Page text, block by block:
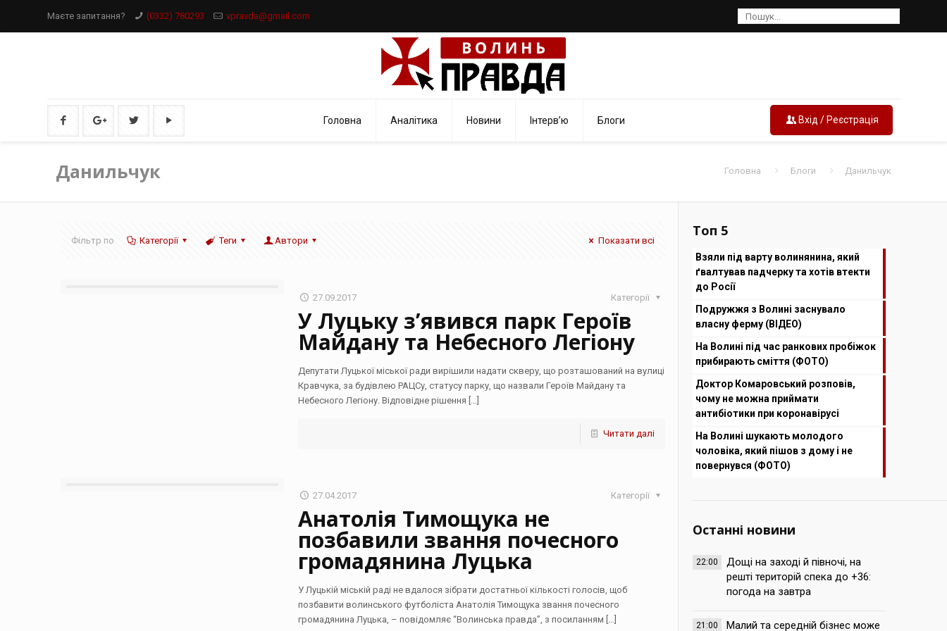
Маєте запитання? (0332) 780293 vpravda@gmail.com
Головна Аналітика Новини Інтерв’ю Блоги Вхід / Реєстрація
Данильчук Головна Блоги Данильчук
Фільтр по Категорії Теги Автори Показати всі
27.09.2017 Категорії
У Луцьку з’явився парк Героїв
Майдану та Небесного Легіону
Депутати Луцької міської ради вирішили надати скверу, що розташований на вулиці
Кравчука, за будівлею РАЦСу, статусу парку, що назвали Героїв Майдану та
Небесного Легіону. Відповідне рішення […]
Читати далі
27.04.2017 Категорії
Анатолія Тимощука не
позбавили звання почесного
громадянина Луцька
У Луцькій міській раді не вдалося зібрати достатньої кількості голосів, щоб
позбавити волинського футболіста Анатолія Тимощука звання почесного
громадянина Луцька, – повідомляє “Волинська правда”, з посиланням […]
Топ 5
Взяли під варту волинянина, який
ґвалтував падчерку та хотів втекти
до Росії
Подружжя з Волині заснувало
власну ферму (ВІДЕО)
На Волині під час ранкових пробіжок
прибирають сміття (ФОТО)
Доктор Комаровський розповів,
чому не можна приймати
антибіотики при коронавірусі
На Волині шукають молодого
чоловіка, який пішов з дому і не
повернувся (ФОТО)
Останні новини
22:00
Дощі на заході й півночі, на
решті територій спека до +36:
погода на завтра
21:00
Малий та середній бізнес може